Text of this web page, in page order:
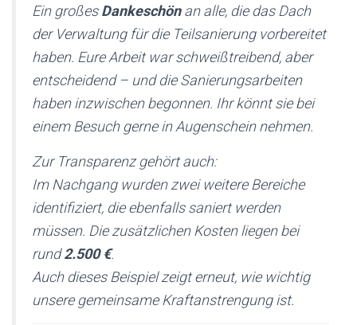
Ein großes Dankeschön an alle, die das Dach
der Verwaltung für die Teilsanierung vorbereitet
haben. Eure Arbeit war schweißtreibend, aber
entscheidend – und die Sanierungsarbeiten
haben inzwischen begonnen. Ihr könnt sie bei
einem Besuch gerne in Augenschein nehmen.
Zur Transparenz gehört auch:
Im Nachgang wurden zwei weitere Bereiche
identifiziert, die ebenfalls saniert werden
müssen. Die zusätzlichen Kosten liegen bei
rund 2.500 €.
Auch dieses Beispiel zeigt erneut, wie wichtig
unsere gemeinsame Kraftanstrengung ist.